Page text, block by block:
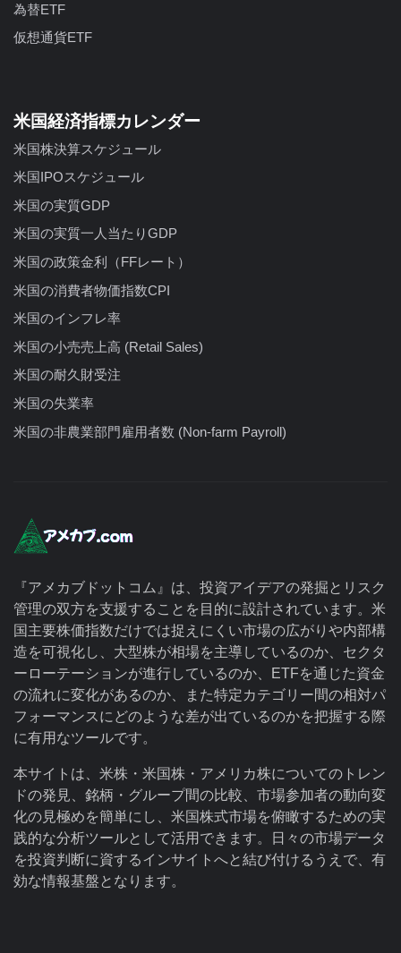
為替ETF
仮想通貨ETF
米国経済指標カレンダー
米国株決算スケジュール
米国IPOスケジュール
米国の実質GDP
米国の実質一人当たりGDP
米国の政策金利（FFレート）
米国の消費者物価指数CPI
米国のインフレ率
米国の小売売上高 (Retail Sales)
米国の耐久財受注
米国の失業率
米国の非農業部門雇用者数 (Non-farm Payroll)
『アメカブドットコム』は、投資アイデアの発掘とリスク
管理の双方を支援することを目的に設計されています。米
国主要株価指数だけでは捉えにくい市場の広がりや内部構
造を可視化し、大型株が相場を主導しているのか、セクタ
ーローテーションが進行しているのか、ETFを通じた資金
の流れに変化があるのか、また特定カテゴリー間の相対パ
フォーマンスにどのような差が出ているのかを把握する際
に有用なツールです。
本サイトは、米株・米国株・アメリカ株についてのトレン
ドの発見、銘柄・グループ間の比較、市場参加者の動向変
化の見極めを簡単にし、米国株式市場を俯瞰するための実
践的な分析ツールとして活用できます。日々の市場データ
を投資判断に資するインサイトへと結び付けるうえで、有
効な情報基盤となります。